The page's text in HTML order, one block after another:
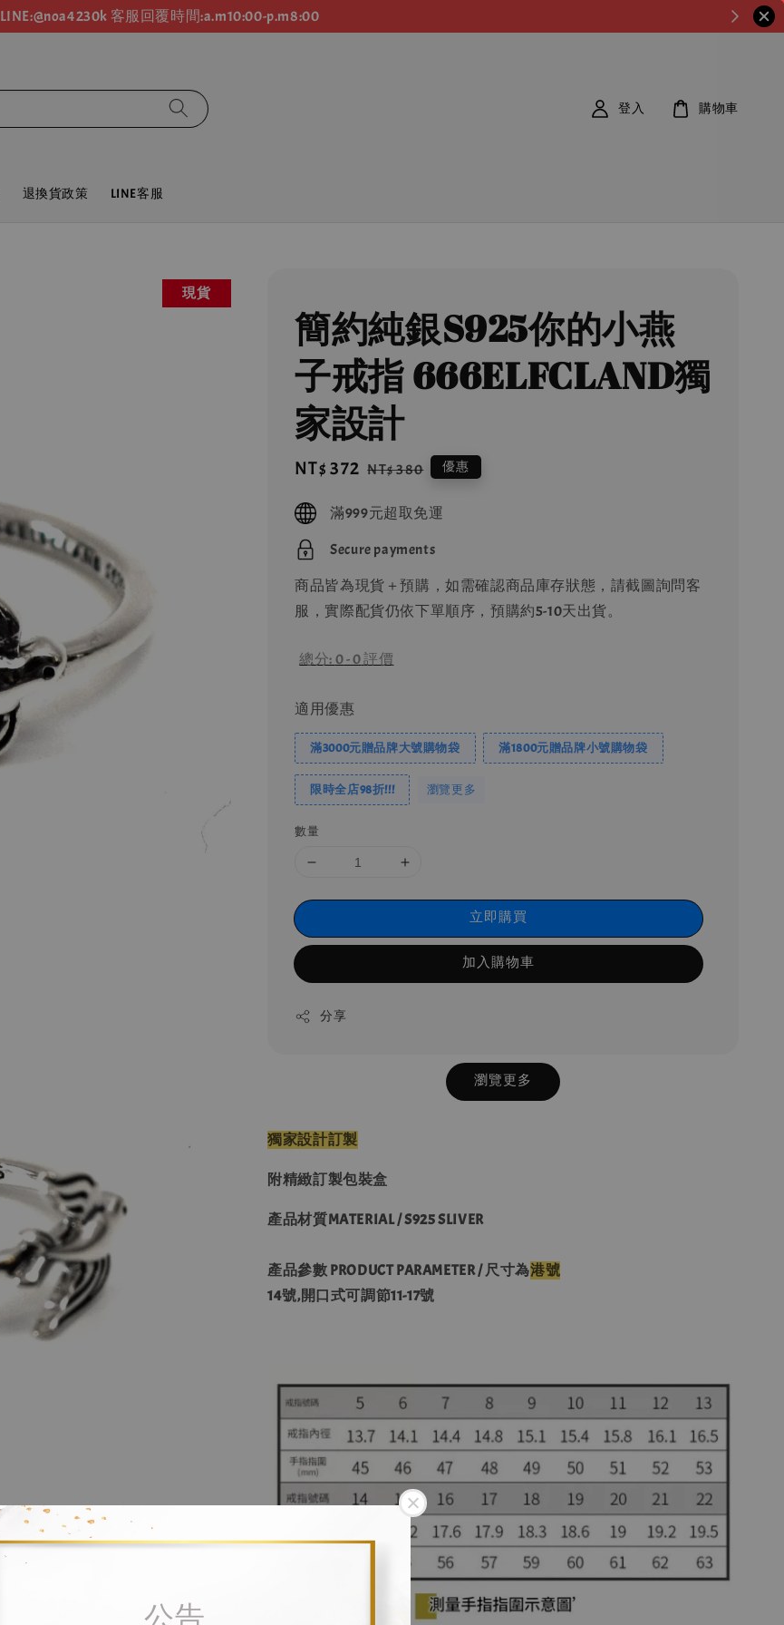
LINE:@noa4230k 客服回覆時間:a.m10:00-p.m8:00
公告
退換貨政策 LINE客服
登入 購物車
現貨
簡約純銀S925你的小燕
子戒指 666ELFCLAND獨
家設計
Sale
NT$ 372 Regular
NT$ 380 優惠
滿999元超取免運
Secure payments
商品皆為現貨＋預購，如需確認商品庫存狀態，請截圖詢問客
服，實際配貨仍依下單順序，預購約5-10天出貨。
總分: 0-0評價
適用優惠
滿3000元贈品牌大號購物袋 滿1800元贈品牌小號購物袋
限時全店98折!!! 瀏覽更多
數量
立即購買
加入購物車
分享
瀏覽更多
獨家設計訂製
附精緻訂製包裝盒
產品材質MATERIAL / S925 SLIVER
產品參數 PRODUCT PARAMETER / 尺寸為港號
14號,開口式可調節11-17號